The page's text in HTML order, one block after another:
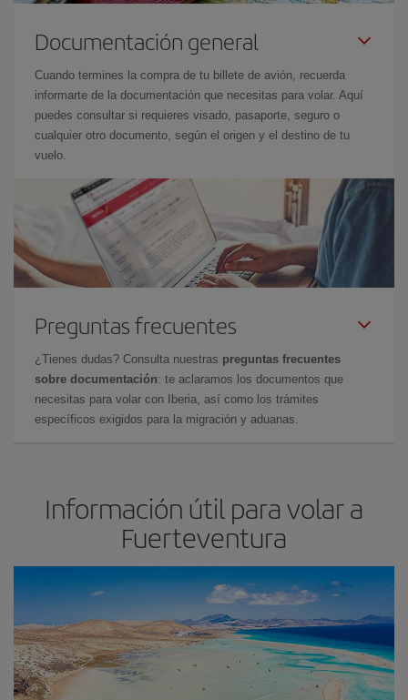
Documentación general
Cuando termines la compra de tu billete de avión, recuerda
informarte de la documentación que necesitas para volar. Aquí
puedes consultar si requieres visado, pasaporte, seguro o
cualquier otro documento, según el origen y el destino de tu
vuelo.
Preguntas frecuentes
¿Tienes dudas? Consulta nuestras preguntas frecuentes
sobre documentación: te aclaramos los documentos que
necesitas para volar con Iberia, así como los trámites
específicos exigidos para la migración y aduanas.
Información útil para volar a
Fuerteventura